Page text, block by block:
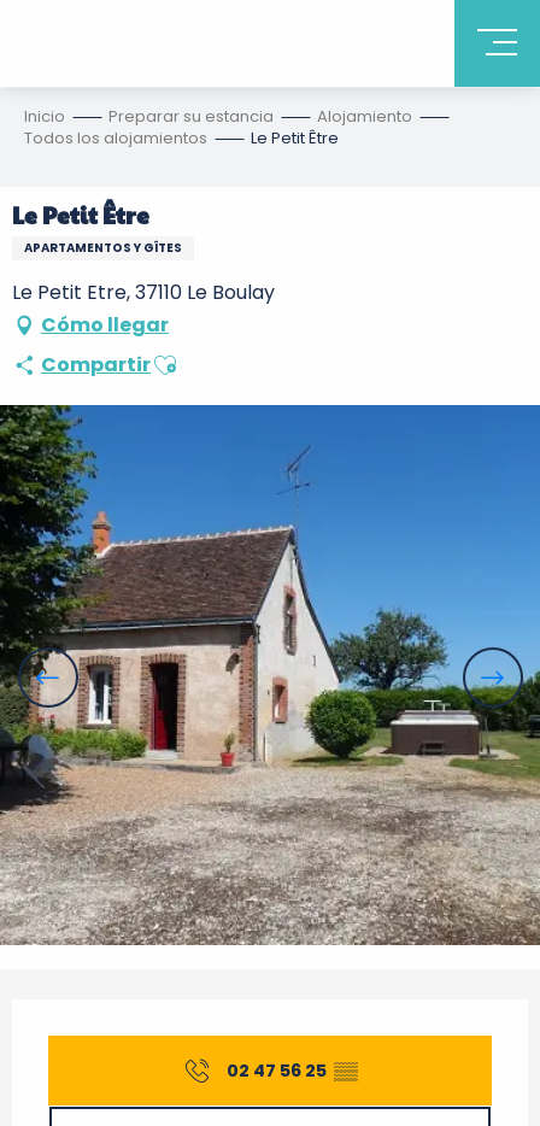
Inicio Preparar su estancia
Alojamiento
Todos los alojamientos
Le Petit Être
Le Petit Être
APARTAMENTOS Y GÎTES
Le Petit Etre, 37110 Le Boulay
Cómo llegar
CompartirAjouter aux favoris
02 47 56 25 ▒▒